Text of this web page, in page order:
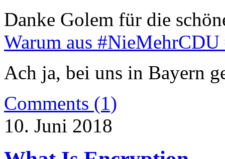
Danke Golem für die
Warum aus
Ach ja, bei uns in Bayern
Comments (1)
10. Juni 2018